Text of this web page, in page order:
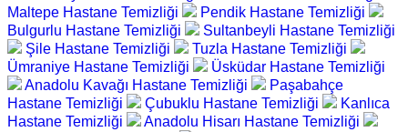
Maltepe Hastane Temizliği
Pendik Hastane Temizliği
Bulgurlu Hastane Temizliği
Sultanbeyli Hastane Temizliği
Şile Hastane Temizliği
Tuzla Hastane Temizliği
Ümraniye Hastane Temizliği
Üsküdar Hastane Temizliği
Anadolu Kavağı Hastane Temizliği
Paşabahçe
Hastane Temizliği
Çubuklu Hastane Temizliği
Kanlıca
Hastane Temizliği
Anadolu Hisarı Hastane Temizliği